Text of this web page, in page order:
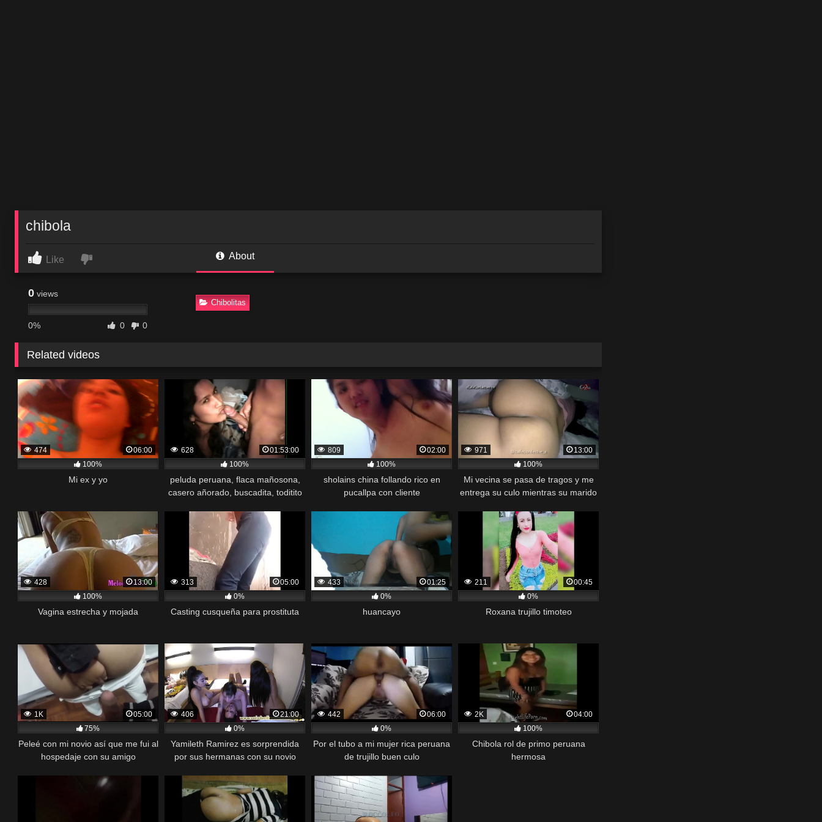
chibola
Like About
0 views
0% 0 0
Chibolitas
Related videos
474
06:00
100%
Mi ex y yo
628
01:53:00
100%
peluda peruana, flaca mañosona,
casero añorado, buscadita, toditito
buscada
809
02:00
100%
sholains china follando rico en
pucallpa con cliente
971
13:00
100%
Mi vecina se pasa de tragos y me
entrega su culo mientras su marido
428
13:00
100%
Vagina estrecha y mojada
313
05:00
0%
Casting cusqueña para prostituta
433
01:25
0%
huancayo
211
00:45
0%
Roxana trujillo timoteo
1K
05:00
75%
Peleé con mi novio así que me fui al
hospedaje con su amigo
406
21:00
0%
Yamileth Ramirez es sorprendida
por sus hermanas con su novio
442
06:00
0%
Por el tubo a mi mujer rica peruana
de trujillo buen culo
2K
04:00
100%
Chibola rol de primo peruana
hermosa